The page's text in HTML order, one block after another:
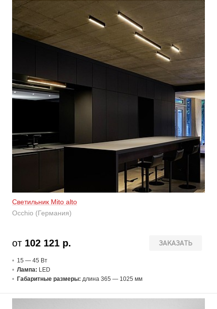
Светильник Mito alto
Occhio (Германия)
ЗАКАЗАТЬ
от 102 121 р.
15 — 45 Вт
Лампа: LED
Габаритные размеры: длина 365 — 1025 мм